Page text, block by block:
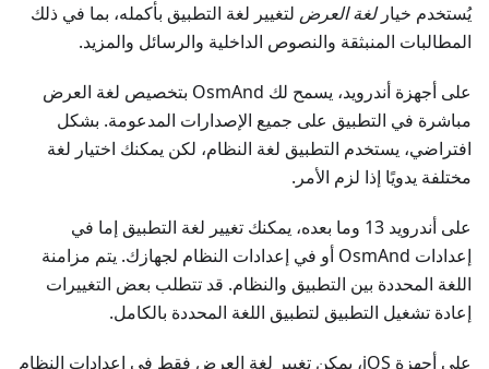
يُستخدم خيارلغة العرض لتغيير لغة التطبيق بأكمله، بما في ذلك
المطالبات المنبثقة والنصوص الداخلية والرسائل والمزيد.
على أجهزة أندرويد، يسمح لك OsmAnd بتخصيص لغة العرض
مباشرة في التطبيق على جميع الإصدارات المدعومة. بشكل
افتراضي، يستخدم التطبيق لغة النظام، لكن يمكنك اختيار لغة
مختلفة يدويًا إذا لزم الأمر.
على أندرويد 13 وما بعده، يمكنك تغيير لغة التطبيق إما في
إعدادات OsmAnd أو في إعدادات النظام لجهازك. يتم مزامنة
اللغة المحددة بين التطبيق والنظام. قد تتطلب بعض التغييرات
إعادة تشغيل التطبيق لتطبيق اللغة المحددة بالكامل.
على أجهزة iOS، يمكن تغيير لغة العرض فقط في إعدادات النظام